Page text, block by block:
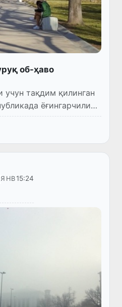
об-ҳаво
учун тақдим қилинган
ёғингарчилик
ЯНВ15:24